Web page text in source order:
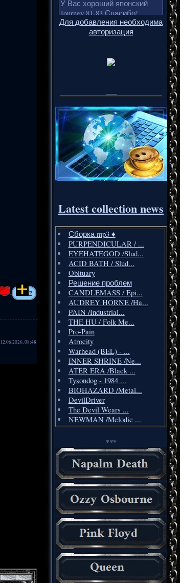
2
12.06.2026, 08:48
Для добавления необходима
авторизация
Latest collection news
Сборка mp3 ♦️
PURPENDICULAR / ...
EYEHATEGOD /Slud...
ACID BATH / Slud...
Obituary
Решение проблем
CANDLEMASS / Epi...
AUDREY HORNE /Ha...
PAIN /Industrial...
THE HU / Folk Me...
Pro-Pain
Atrocity
Warhead (BEL) - ...
INNER SHRINE /Ne...
ATER ERA /Black ...
Tysondog - 1984 ...
BIOHAZARD /Metal...
DevilDriver
The Devil Wears ...
NEWMAN /Melodic ...
***